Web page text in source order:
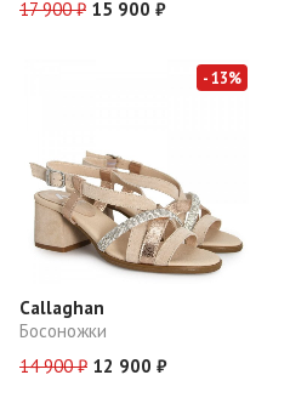
17 900 ₽ 15 900 ₽
- 13%
Callaghan
Босоножки
14 900 ₽ 12 900 ₽